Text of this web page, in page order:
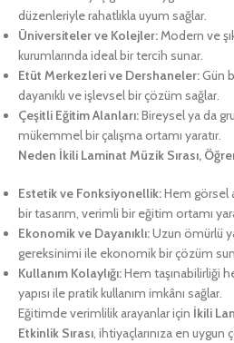
düzenleriyle rahatlıkla uyum sağlar.
Üniversiteler ve Kolejler:Modern ve
kurumlarında ideal bir tercih sunar.
Etüt Merkezleri ve Dershaneler:Gün
dayanıklı ve işlevsel bir çözüm sağlar.
Çeşitli Eğitim Alanları:Bireysel ya da
mükemmel bir çalışma ortamı yaratır.
Neden İkili Laminat Müzik Sırası,
Estetik ve Fonksiyonellik:Hem görsel
bir tasarım, verimli bir eğitim ortamı
Ekonomik ve Dayanıklı:Uzun ömürlü
gereksinimi ile ekonomik bir çözüm
Kullanım Kolaylığı:Hem taşınabilirliği
yapısı ile pratik kullanım imkânı sağlar.
Eğitimde verimlilik arayanlar için İkili
Etkinlik Sırası, ihtiyaçlarınıza en uygun